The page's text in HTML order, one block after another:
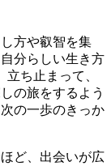
方や叡智を集
分らしい生き方
ち止まって、
の旅をするよう
の一歩のきっか
ど、出会いが広